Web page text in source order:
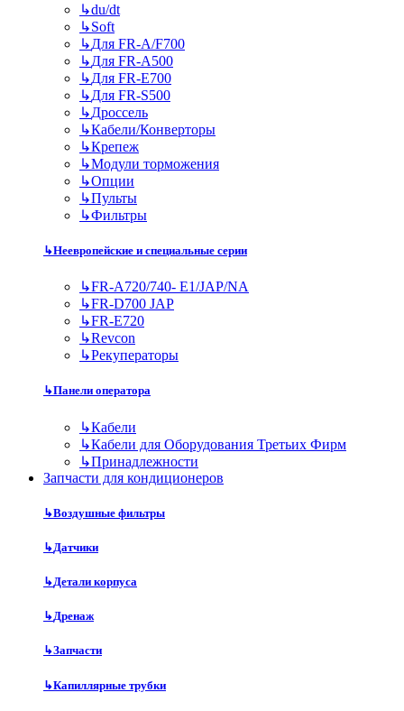
↳du/dt
↳Soft
↳Для FR-A/F700
↳Для FR-A500
↳Для FR-E700
↳Для FR-S500
↳Дроссель
↳Кабели/Конверторы
↳Крепеж
↳Модули торможения
↳Опции
↳Пульты
↳Фильтры
↳Неевропейские и специальные серии
↳FR-A720/740- E1/JAP/NA
↳FR-D700 JAP
↳FR-E720
↳Revcon
↳Рекуператоры
↳Панели оператора
↳Кабели
↳Кабели для Оборудования Третьих Фирм
↳Принадлежности
Запчасти для кондиционеров
↳Воздушные фильтры
↳Датчики
↳Детали корпуса
↳Дренаж
↳Запчасти
↳Капиллярные трубки